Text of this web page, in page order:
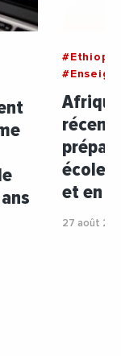
#Ethiopie
écoles
et en
27 août